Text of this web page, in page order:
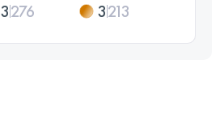
3276 3213